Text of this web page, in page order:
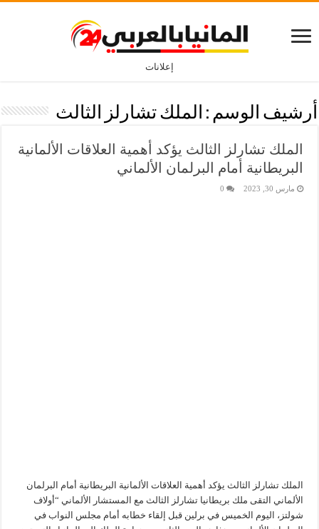
إعلانات
أرشيف الوسم : الملك تشارلز الثالث
الملك تشارلز الثالث يؤكد أهمية العلاقات الألمانية
البريطانية أمام البرلمان الألماني
مارس 30, 2023 0
الملك تشارلز الثالث يؤكد أهمية العلاقات الألمانية البريطانية أمام البرلمان
الألماني التقى ملك بريطانيا تشارلز الثالث مع المستشار الألماني “أولاف
شولتز، اليوم الخميس في برلين قبل إلقاء خطابه أمام مجلس النواب في